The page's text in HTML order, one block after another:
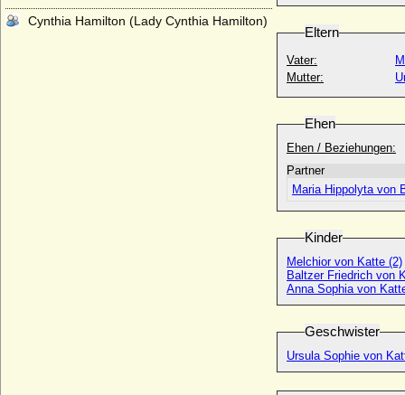
Eltern
Vater:
Mutter:
Ehen
Ehen / Beziehungen:
Partner
Maria Hippolyta von
Kinder
Melchior von Katte (2)
Baltzer Friedrich von
Anna Sophia von
Geschwister
Ursula Sophie von
Cynthia Hamilton (Lady Cynthia Hamilton)